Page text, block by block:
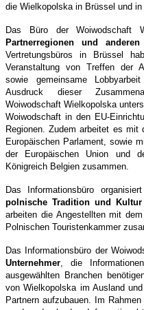
die Wielkopolska in Brüssel und in
Das Büro der Woiwodschaft
Partnerregionen und
Vertretungsbüros in Brüssel
Veranstaltung von Treffen der
sowie gemeinsame
Ausdruck dieser
Woiwodschaft Wielkopolska
Woiwodschaft in den EU-
Regionen. Zudem arbeitet es mit
Europäischen Parlament, sowie
der Europäischen Union und
Königreich Belgien zusammen.
Das Informationsbüro
polnische Tradition und Kultur
arbeiten die Angestellten mit
Polnischen Touristenkammer
Das Informationsbüro der
Unternehmer , die
ausgewählten Branchen
von Wielkopolska im Ausland
Partnern aufzubauen. Im